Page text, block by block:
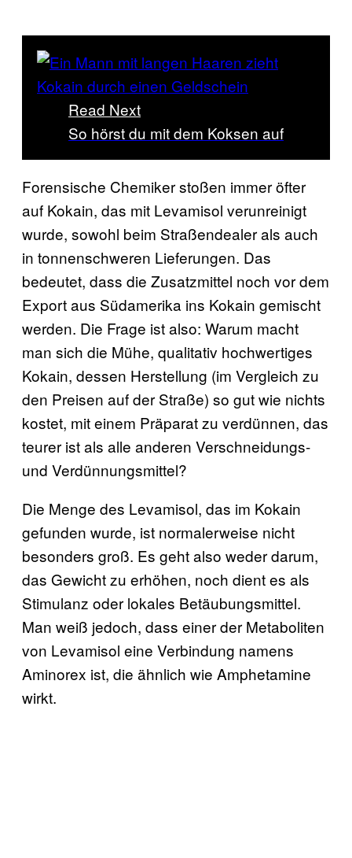
Read Next
So hörst du mit dem Koksen auf
Forensische Chemiker stoßen immer öfter
auf Kokain, das mit Levamisol verunreinigt
wurde, sowohl beim Straßendealer als auch
in tonnenschweren Lieferungen. Das
bedeutet, dass die Zusatzmittel noch vor dem
Export aus Südamerika ins Kokain gemischt
werden. Die Frage ist also: Warum macht
man sich die Mühe, qualitativ hochwertiges
Kokain, dessen Herstellung (im Vergleich zu
den Preisen auf der Straße) so gut wie nichts
kostet, mit einem Präparat zu verdünnen, das
teurer ist als alle anderen Verschneidungs-
und Verdünnungsmittel?
Die Menge des Levamisol, das im Kokain
gefunden wurde, ist normalerweise nicht
besonders groß. Es geht also weder darum,
das Gewicht zu erhöhen, noch dient es als
Stimulanz oder lokales Betäubungsmittel.
Man weiß jedoch, dass einer der Metaboliten
von Levamisol eine Verbindung namens
Aminorex ist, die ähnlich wie Amphetamine
wirkt.